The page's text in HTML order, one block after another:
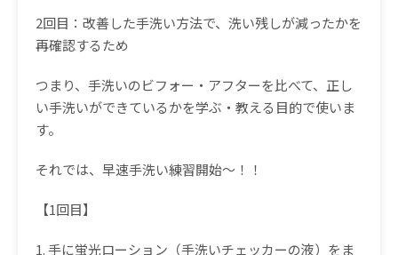
2回目：改善した手洗い方法で、洗い残しが減ったかを
再確認するため
つまり、手洗いのビフォー・アフターを比べて、正し
い手洗いができているかを学ぶ・教える目的で使いま
す。
それでは、早速手洗い練習開始〜！！
【1回目】
1.手に蛍光ローション（手洗いチェッカーの液） をま